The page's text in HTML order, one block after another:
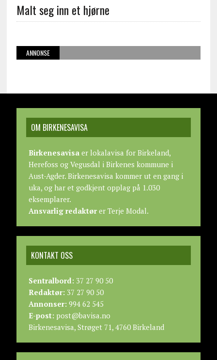
Malt seg inn et hjørne
ANNONSE
OM BIRKENESAVISA
Birkenesavisaer lokalavisa for Birkeland,
Herefoss og Vegusdal i Birkenes kommune i
Aust-Agder. Birkenesavisa kommer ut en gang i
uka, og har et godkjent opplag på 1.030
eksemplarer.
Ansvarlig redaktører Terje Modal.
KONTAKT OSS
Sentralbord:37 27 90 50
Redaktør:37 27 90 50
Annonser:994 62 545
E-post:post@bavisa.no
Birkenesavisa, Strøget 71, 4760 Birkeland